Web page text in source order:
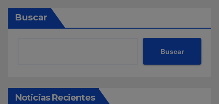
Buscar
Buscar
Noticias Recientes